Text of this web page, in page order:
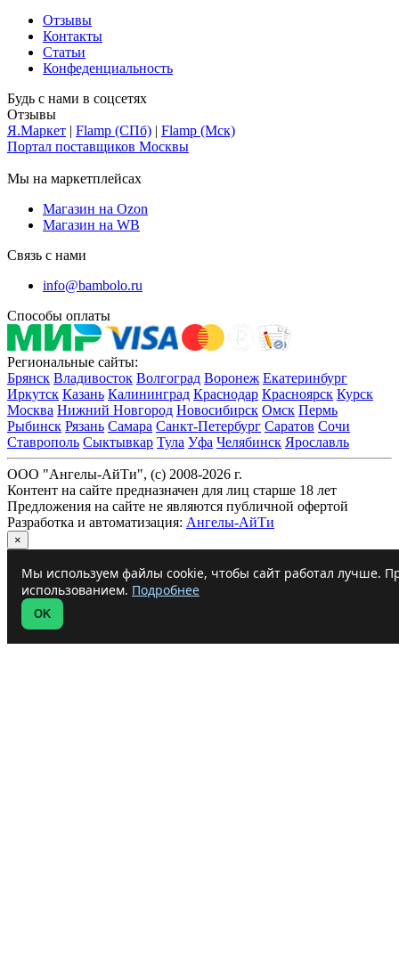
Отзывы
Контакты
Статьи
Конфеденциальность
Будь с нами в соцсетях
Отзывы
Я.Маркет | Flamp (СПб) | Flamp (Мск)
Портал поставщиков Москвы
Мы на маркетплейсах
Магазин на Ozon
Магазин на WB
Связь с нами
info@bambolo.ru
Способы оплаты
Региональные сайты:
Брянск Владивосток Волгоград Воронеж Екатеринбург
Иркутск Казань Калининград Краснодар Красноярск Курск
Москва Нижний Новгород Новосибирск Омск Пермь
Рыбинск Рязань Самара Санкт-Петербург Саратов Сочи
Ставрополь Сыктывкар Тула Уфа Челябинск Ярославль
ООО "Ангелы-АйТи", (c) 2008-2026 г.
Контент на сайте предназначен для лиц старше 18 лет
Предложения на сайте не являются публичной офертой
Разработка и автоматизация: Ангелы-АйТи
×
Мы используем файлы cookie, чтобы сайт работал лучше.
использованием. Подробнее
OK